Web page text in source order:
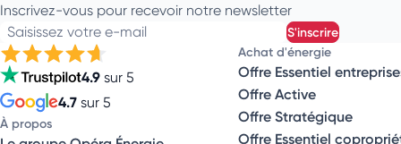
Inscrivez-vous pour recevoir notre newsletter
Saisissez votre e-mail
s'inscrire
4.9 sur 5
4.7 sur 5
À propos
Achat d'énergie
Offre Essentiel
Offre Active
Offre Stratégique
Offre Essentiel